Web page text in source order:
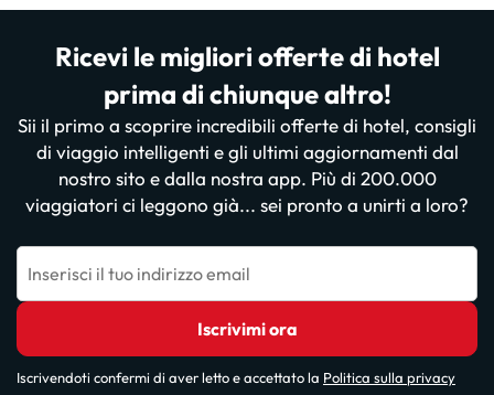
Ricevi le migliori offerte di hotel
prima di chiunque altro!
Sii il primo a scoprire incredibili offerte di hotel, consigli
di viaggio intelligenti e gli ultimi aggiornamenti dal
nostro sito e dalla nostra app. Più di 200.000
viaggiatori ci leggono già... sei pronto a unirti a loro?
Inserisci il tuo indirizzo email
Iscrivimi ora
Iscrivendoti confermi di aver letto e accettato la Politica sulla privacy